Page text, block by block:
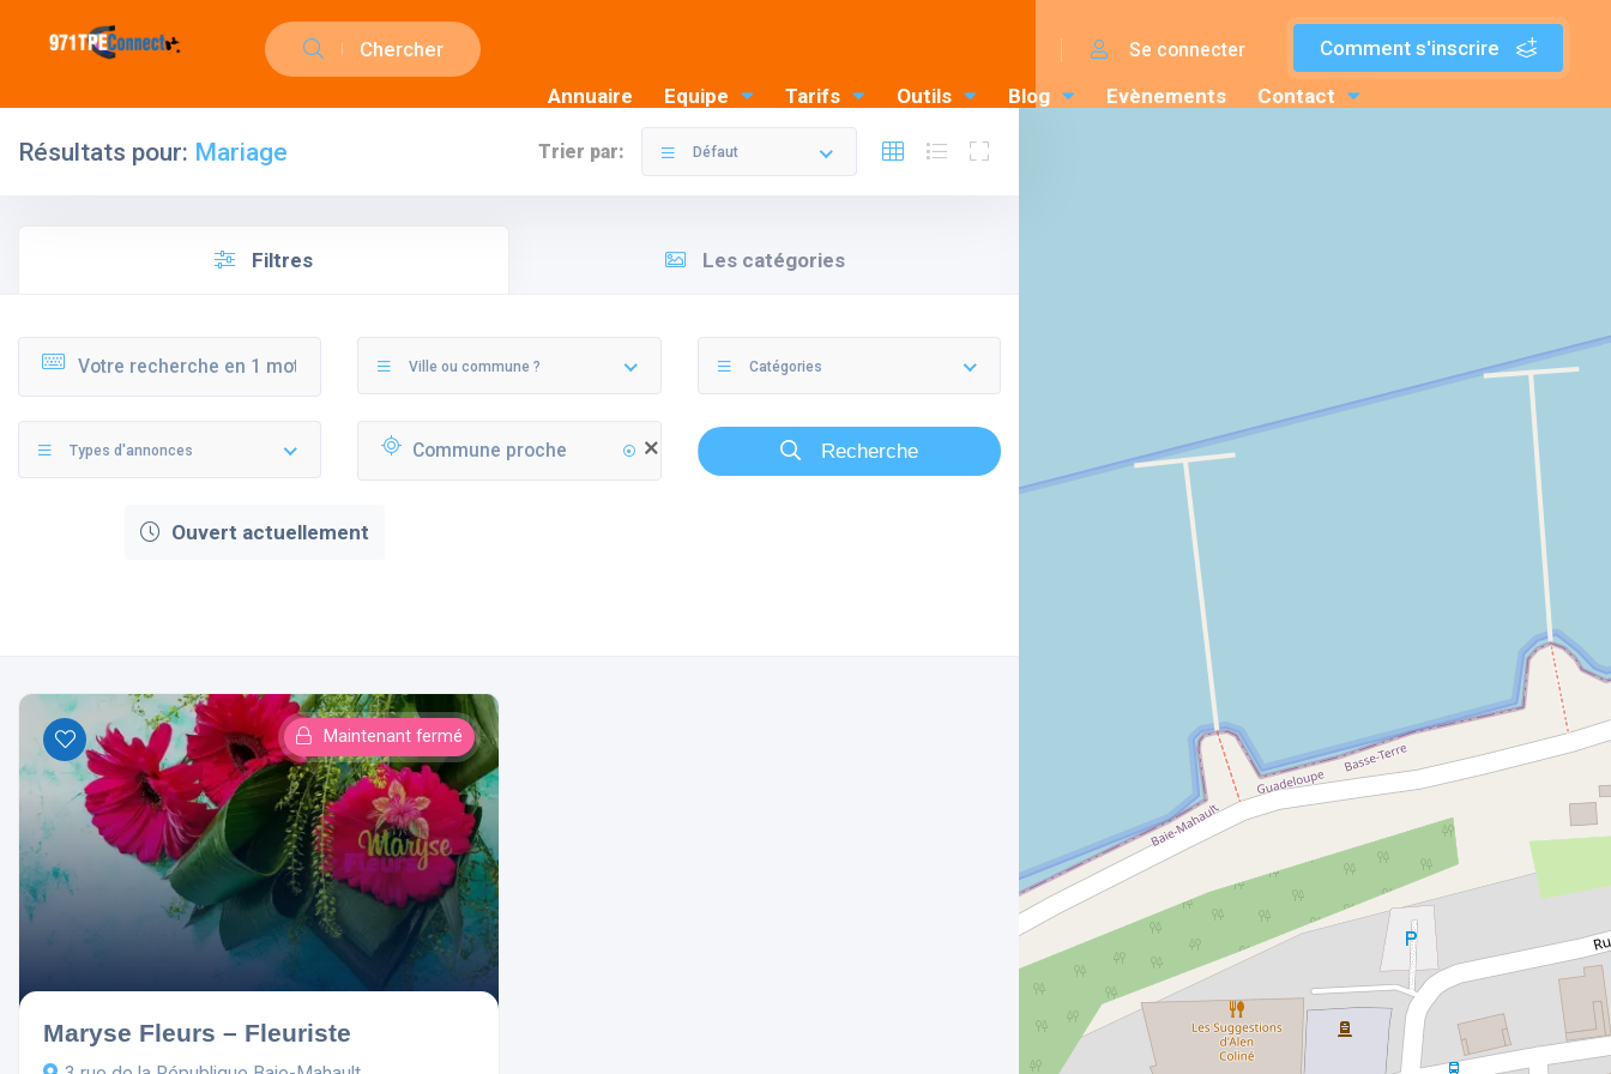
Chercher Comment s'inscrire
Se connecter
Annuaire Equipe Tarifs Outils Blog Evènements Contact
Résultats pour: Mariage Trier par: Défaut
Filtres Les catégories
Ville ou commune ? Catégories
Types d'annonces Recherche
Ouvert actuellement
Maintenant fermé
Maryse Fleurs – Fleuriste